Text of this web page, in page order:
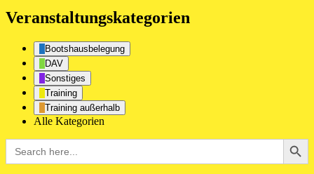
Veranstaltungskategorien
Bootshausbelegung
DAV
Sonstiges
Training
Training außerhalb
Alle Kategorien
Search
for:
Search Button